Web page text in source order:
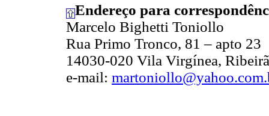
Endereço para
Marcelo Bighetti Toniollo
Rua Primo Tronco, 81 – apto 23
14030-020 Vila Virgínea,
e-mail: